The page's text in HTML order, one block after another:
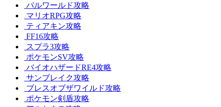
パルワールド攻略
マリオRPG攻略
ティアキン攻略
FF16攻略
スプラ3攻略
ポケモンSV攻略
バイオハザードRE4攻略
サンブレイク攻略
ブレスオブザワイルド攻略
ポケモン剣盾攻略